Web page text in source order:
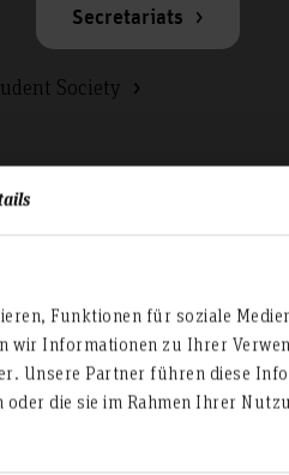
Funktionen für soziale
wir Informationen zu Ihrer
Unsere Partner führen diese
die sie im Rahmen Ihrer
Secretariats
Society